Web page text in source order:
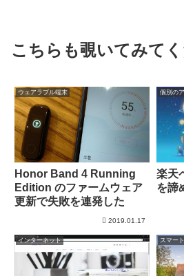
こちらも覗いてみてく
ウェアラブル端末
Honor Band 4 Running
Edition のファームウェア
更新で失敗を連発した
2019.01.17
個別の
楽天
を諦
インターネット スマー